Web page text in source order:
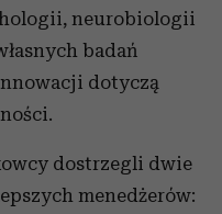
neurobiologii
badań
dotyczą
dostrzegli dwie
menedżerów: